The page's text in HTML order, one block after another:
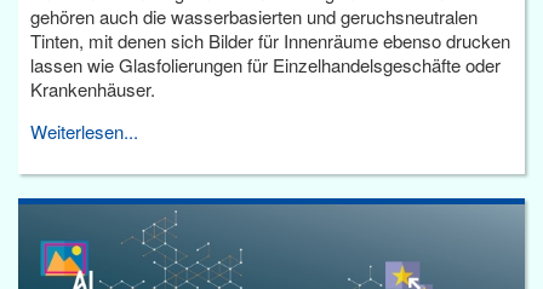
gehören auch die wasserbasierten und geruchsneutralen
Tinten, mit denen sich Bilder für Innenräume ebenso drucken
lassen wie Glasfolierungen für Einzelhandelsgeschäfte oder
Krankenhäuser.
Weiterlesen...